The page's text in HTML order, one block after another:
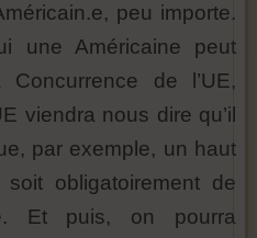
peu importe.
une Américaine peut
de l’UE,
viendra nous dire qu’il
par exemple, un haut
obligatoirement de
Et puis, on pourra